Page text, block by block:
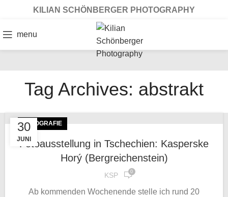
KILIAN SCHÖNBERGER PHOTOGRAPHY
menu
Tag Archives: abstrakt
30
JUNI
FOTOGRAFIE
Fotoausstellung in Tschechien: Kasperske
Horý (Bergreichenstein)
KSP 0
Ab kommenden Wochenende stelle ich rund 20